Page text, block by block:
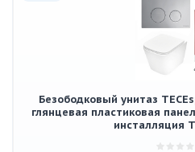
Безободковый унитаз
глянцевая пластиковая
инсталляция